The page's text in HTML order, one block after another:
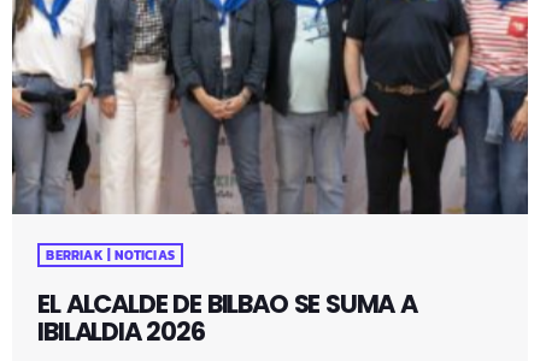
BERRIAK | NOTICIAS
EL ALCALDE DE BILBAO SE SUMA A
IBILALDIA 2026